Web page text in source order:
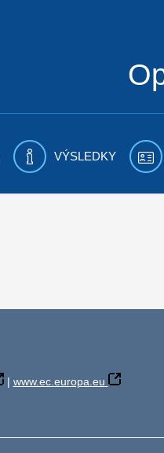
VÝSLEDKY
| www.ec.europa.eu